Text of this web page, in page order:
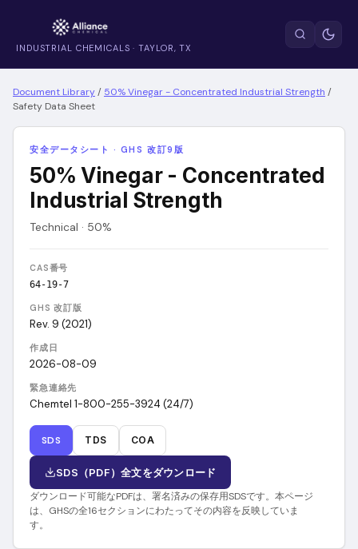
INDUSTRIAL CHEMICALS · TAYLOR, TX
Document Library/ 50% Vinegar - Concentrated Industrial Strength /
Safety Data Sheet
安全データシート · GHS 改訂9版
50% Vinegar - Concentrated
Industrial Strength
Technical · 50%
CAS番号
64-19-7
GHS 改訂版
Rev. 9 (2021)
作成日
2026-08-09
緊急連絡先
Chemtel 1-800-255-3924 (24/7)
SDS TDS COA
SDS（PDF）全文をダウンロード
ダウンロード可能なPDFは、署名済みの保存用SDSです。本ページ
は、GHSの全16セクションにわたってその内容を反映していま
す。